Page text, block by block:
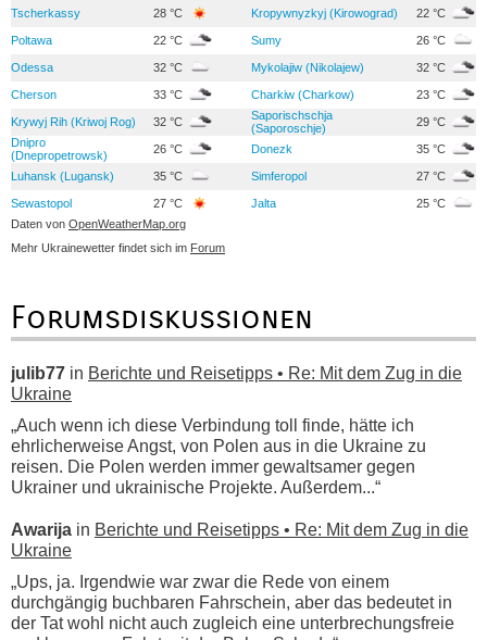
Tscherkassy 28 °C Kropywnyzkyj (Kirowograd) 22 °C
Poltawa 22 °C Sumy 26 °C
Odessa 32 °C Mykolajiw (Nikolajew) 32 °C
Cherson 33 °C Charkiw (Charkow) 23 °C
Krywyj Rih (Kriwoj Rog) 32 °C
Saporischschja
(Saporoschje)
29 °C
Dnipro
(Dnepropetrowsk)
26 °C Donezk 35 °C
Luhansk (Lugansk) 35 °C Simferopol 27 °C
Sewastopol 27 °C Jalta
25 °C
Daten von OpenWeatherMap.org
Mehr Ukrainewetter findet sich im Forum
Forumsdiskussionen
julib77 in Berichte und Reisetipps • Re: Mit dem Zug in die
Ukraine
„Auch wenn ich diese Verbindung toll finde, hätte ich
ehrlicherweise Angst, von Polen aus in die Ukraine zu
reisen. Die Polen werden immer gewaltsamer gegen
Ukrainer und ukrainische Projekte. Außerdem...“
Awarija in Berichte und Reisetipps • Re: Mit dem Zug in die
Ukraine
„Ups, ja. Irgendwie war zwar die Rede von einem
durchgängig buchbaren Fahrschein, aber das bedeutet in
der Tat wohl nicht auch zugleich eine unterbrechungsfreie